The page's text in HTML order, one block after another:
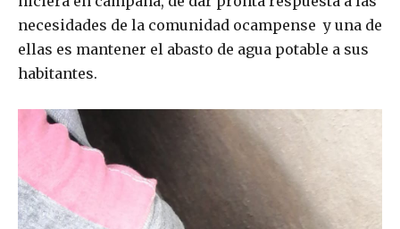
necesidades de la comunidad ocampense y una de
ellas es mantener el abasto de agua potable a sus
habitantes.